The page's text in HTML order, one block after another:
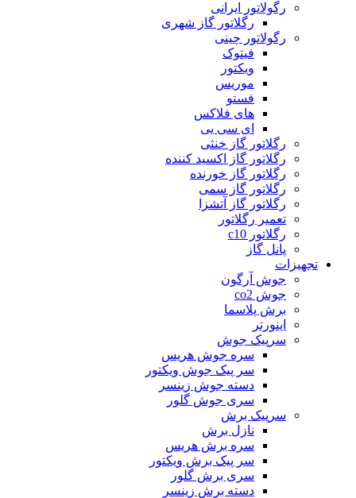
رگولاتور ایرانی
رگلاتور گاز شهری
رگولاتور چینی
فیتوک
ویکتور
موریس
فستو
های فلاکس
ای سی یی
رگلاتور گاز خنثی
رگلاتور گاز اکسید کننده
رگلاتور گاز خورنده
رگلاتور گاز سمی
رگلاتور گاز آتشزا
تعمیر رگلاتور
رگلاتور c10
پانل گاز
تجهیزات
جوش آرگون
جوش co2
برش پلاسما
اینورتر
سرپیک جوش
سره جوش هریس
سر پیک جوش ویکتور
دسته جوش زینسر
سری جوش گلور
سرپیک برش
نازل برش
سره برش هریس
سر پیک برش ویکتور
سری برش گلور
دسته برش زینسر